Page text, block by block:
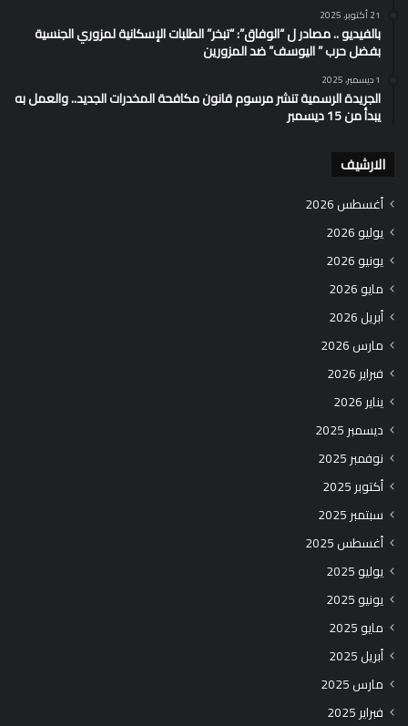
21 أكتوبر، 2025
بالفيديو .. مصادر ل “الوفاق”: “تبخر” الطلبات الإسكانية لمزوري الجنسية
بفضل حرب ” اليوسف” ضد المزورين
1 ديسمبر، 2025
الجريدة الرسمية تنشر مرسوم قانون مكافحة المخدرات الجديد.. والعمل به
يبدأ من 15 ديسمبر
الارشيف
أغسطس 2026
يوليو 2026
يونيو 2026
مايو 2026
أبريل 2026
مارس 2026
فبراير 2026
يناير 2026
ديسمبر 2025
نوفمبر 2025
أكتوبر 2025
سبتمبر 2025
أغسطس 2025
يوليو 2025
يونيو 2025
مايو 2025
أبريل 2025
مارس 2025
فبراير 2025